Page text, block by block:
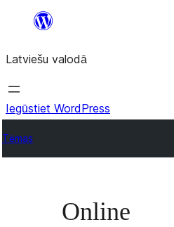
Pāriet
saturu
Latviešu valodā
Iegūstiet WordPress
Tēmas
Online